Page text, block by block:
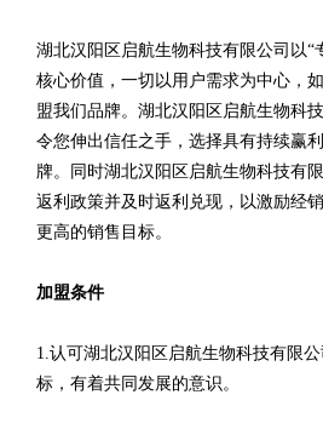
湖北汉阳区启航生物科技有限公司以“
核心价值，一切以用户需求为中心，
盟我们品牌。湖北汉阳区启航生物科
令您伸出信任之手，选择具有持续赢
牌。同时湖北汉阳区启航生物科技有
返利政策并及时返利兑现，以激励经
更高的销售目标。
加盟条件
1.认可湖北汉阳区启航生物科技有限
标，有着共同发展的意识。